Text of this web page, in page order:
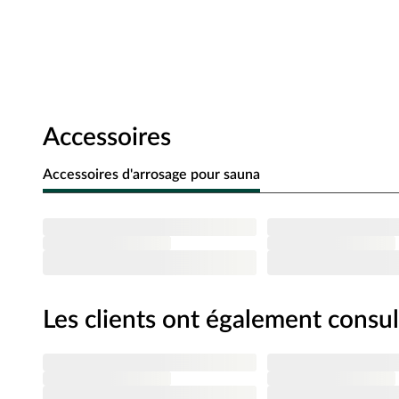
parasites et des intempéries. Le vestibule intégré est parfait
sauna. L'isolation en laine minérale dans la couverture du
d'énergie. Instructions de montage incluses
Accessoires
Accessoires d'arrosage pour sauna
Les clients ont également